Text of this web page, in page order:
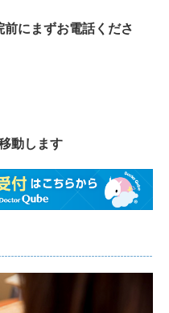
にまずお電話くださ
動します